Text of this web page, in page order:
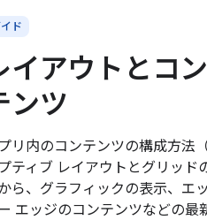
ド
イアウトとコン
ンツ
リ内のコンテンツの構成方法
ティブ レイアウトとグリッド
ら、グラフィックの表示、エ
エッジのコンテンツなどの最